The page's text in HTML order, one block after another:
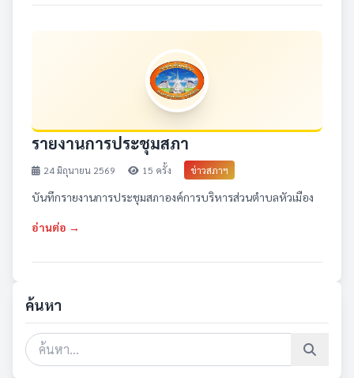
รายงานการประชุมสภา
24 มิถุนายน 2569 15 ครั้ง ข่าวสภาฯ
บันทึกรายงานการประชุมสภาองค์การบริหารส่วนตำบลหัวเมือง
อ่านต่อ →
ค้นหา